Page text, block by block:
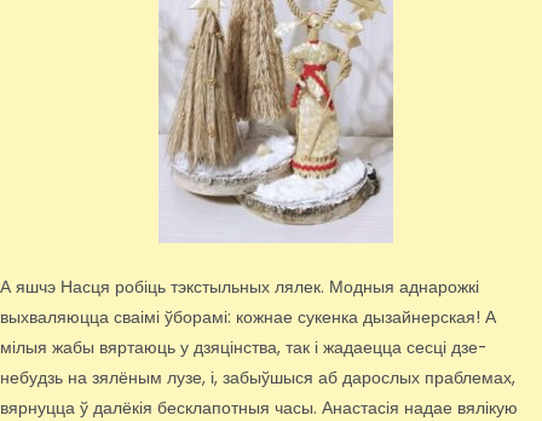
А яшчэ Насця робіць тэкстыльных лялек. Модныя аднарожкі
выхваляюцца сваімі ўборамі: кожнае сукенка дызайнерская! А
мілыя жабы вяртаюць у дзяцінства, так і жадаецца сесці дзе-
небудзь на зялёным лузе, і, забыўшыся аб дарослых праблемах,
вярнуцца ў далёкія бесклапотныя часы. Анастасія надае вялікую